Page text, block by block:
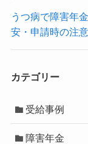
うつ病で障害年
安・申請時の注
カテゴリー
受給事例
障害年金